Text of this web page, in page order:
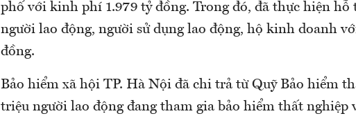
phố với kinh phí 1.979 tỷ đồng. Trong đó, đã thực hiện hỗ
người lao động, người sử dụng lao động, hộ kinh doanh
đồng.
Bảo hiểm xã hội TP. Hà Nội đã chi trả từ Quỹ Bảo hiểm
triệu người lao động đang tham gia bảo hiểm thất nghiệp